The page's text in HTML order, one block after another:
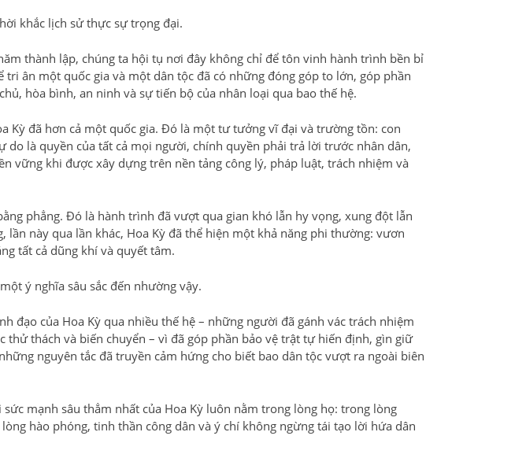
khắc lịch sử thực sự trọng đại.
thành lập, chúng ta hội tụ nơi đây không chỉ để tôn vinh hành trình bền bỉ
tri ân một quốc gia và một dân tộc đã có những đóng góp to lớn, góp phần
hòa bình, an ninh và sự tiến bộ của nhân loại qua bao thế hệ.
Kỳ đã hơn cả một quốc gia. Đó là một tư tưởng vĩ đại và trường tồn: con
do là quyền của tất cả mọi người, chính quyền phải trả lời trước nhân dân,
vững khi được xây dựng trên nền tảng công lý, pháp luật, trách nhiệm và
phẳng. Đó là hành trình đã vượt qua gian khó lẫn hy vọng, xung đột lẫn
lần này qua lần khác, Hoa Kỳ đã thể hiện một khả năng phi thường: vươn
tất cả dũng khí và quyết tâm.
ý nghĩa sâu sắc đến nhường vậy.
đạo của Hoa Kỳ qua nhiều thế hệ – những người đã gánh vác trách nhiệm
thử thách và biến chuyển – vì đã góp phần bảo vệ trật tự hiến định, gìn giữ
nguyên tắc đã truyền cảm hứng cho biết bao dân tộc vượt ra ngoài biên
mạnh sâu thẳm nhất của Hoa Kỳ luôn nằm trong lòng họ: trong lòng
hào phóng, tinh thần công dân và ý chí không ngừng tái tạo lời hứa dân